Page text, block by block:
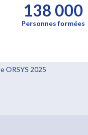
138 000
Personnes formées
ORSYS 2025